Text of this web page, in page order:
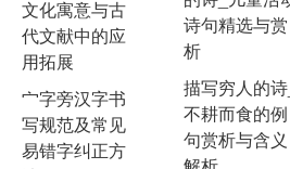
文化寓意与古
代文献中的应
用拓展
宀字旁汉字书
写规范及常见
易错字纠正方
诗句精选与赏
析
描写穷人的诗_
不耕而食的例
句赏析与含义